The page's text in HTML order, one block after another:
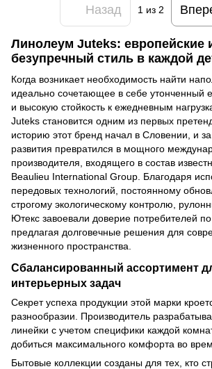
Назад 1из 2
Линолеум Juteks: европейские
безупречный стиль в каждой
Когда возникает необходимость найти
идеально сочетающее в себе утонченный
и высокую стойкость к ежедневным
Juteks становится одним из первых
историю этот бренд начал в Словении, и
развития превратился в мощного
производителя, входящего в состав
Beaulieu International Group. Благодаря
передовых технологий, постоянному
строгому экологическому контролю,
Ютекс завоевали доверие потребителей
предлагая долговечные решения для
жизненного пространства.
Сбалансированный ассортимент
интерьерных задач
Секрет успеха продукции этой марки
разнообразии. Производитель
линейки с учетом специфики каждой
добиться максимального комфорта во
Бытовые коллекции созданы для тех, кто